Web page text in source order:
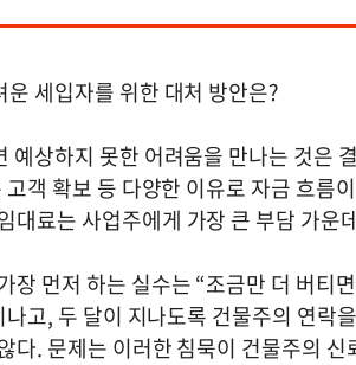
세입자를 위한 대처 방안은?
상하지 못한 어려움을 만나는 것은
객 확보 등 다양한 이유로 자금 흐름
대료는 사업주에게 가장 큰 부담 가운
장 먼저 하는 실수는 “조금만 더 버티
고, 두 달이 지나도록 건물주의 연락
다. 문제는 이러한 침묵이 건물주의